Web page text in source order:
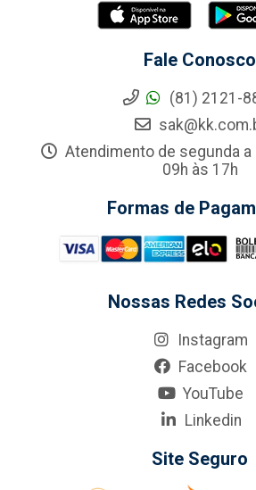
Fale Conosco
(81) 2121-
Atendimento de segunda
09h às 17h
Formas de
Nossas Redes
Instagram
Facebook
YouTube
Linkedin
Site Seguro